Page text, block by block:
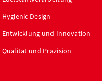
Hygienic Design
Entwicklung und Innovation
Qualität und Präzision